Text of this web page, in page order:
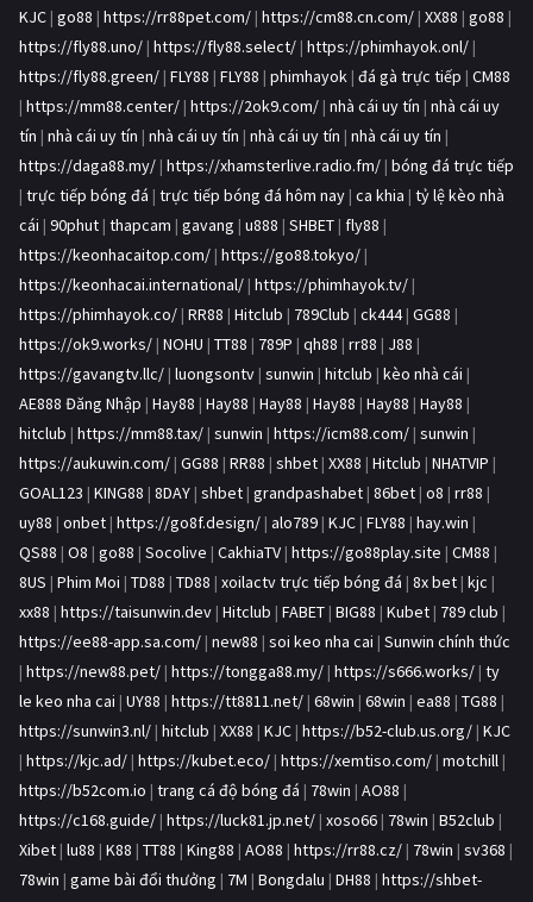
KJC | go88 | https://rr88pet.com/ | https://cm88.cn.com/ | XX88 | go88 |
https://fly88.uno/ | https://fly88.select/ | https://phimhayok.onl/ |
https://fly88.green/ | FLY88 | FLY88 | phimhayok | đá gà trực tiếp | CM88
| https://mm88.center/ | https://2ok9.com/ | nhà cái uy tín | nhà cái uy
tín | nhà cái uy tín | nhà cái uy tín | nhà cái uy tín | nhà cái uy tín |
https://daga88.my/ | https://xhamsterlive.radio.fm/ | bóng đá trực tiếp
| trực tiếp bóng đá | trực tiếp bóng đá hôm nay | ca khia | tỷ lệ kèo nhà
cái | 90phut | thapcam | gavang | u888 | SHBET | fly88 |
https://keonhacaitop.com/ | https://go88.tokyo/ |
https://keonhacai.international/ | https://phimhayok.tv/ |
https://phimhayok.co/ | RR88 | Hitclub | 789Club | ck444| GG88 |
https://ok9.works/ | NOHU | TT88 | 789P | qh88 | rr88 | J88 |
https://gavangtv.llc/ | luongsontv | sunwin | hitclub | kèo nhà cái |
AE888 Đăng Nhập | Hay88 | Hay88 | Hay88 | Hay88 | Hay88 | Hay88 |
hitclub | https://mm88.tax/ | sunwin | https://icm88.com/ | sunwin |
https://aukuwin.com/ | GG88 | RR88 | shbet | XX88 | Hitclub | NHATVIP |
GOAL123 | KING88 | 8DAY | shbet | grandpashabet | 86bet | o8 | rr88 |
uy88 | onbet | https://go8f.design/ | alo789 | KJC | FLY88 | hay.win |
QS88 | O8 | go88 | Socolive | CakhiaTV | https://go88play.site | CM88 |
8US | Phim Moi | TD88 | TD88 | xoilactv trực tiếp bóng đá | 8x bet | kjc |
xx88 | https://taisunwin.dev | Hitclub | FABET | BIG88 | Kubet | 789 club |
https://ee88-app.sa.com/ | new88 | soi keo nha cai | Sunwin chính thức
| https://new88.pet/ | https://tongga88.my/ | https://s666.works/ | ty
le keo nha cai | UY88 | https://tt8811.net/ | 68win | 68win | ea88 | TG88 |
https://sunwin3.nl/ | hitclub | XX88 | KJC | https://b52-club.us.org/ | KJC
| https://kjc.ad/ | https://kubet.eco/ | https://xemtiso.com/ | motchill |
https://b52com.io | trang cá độ bóng đá | 78win | AO88 |
https://c168.guide/ | https://luck81.jp.net/ | xoso66 | 78win | B52club |
Xibet | lu88 | K88 | TT88 | King88 | AO88 | https://rr88.cz/ | 78win | sv368 |
78win | game bài đổi thưởng | 7M | Bongdalu | DH88 | https://shbet-